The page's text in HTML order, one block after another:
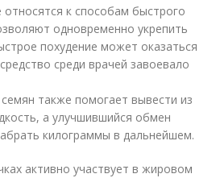
к способам быстрого
одновременно укрепить
похудение может оказаться
среди врачей завоевало
также помогает вывести из
а улучшившийся обмен
килограммы в дальнейшем.
активно участвует в жировом